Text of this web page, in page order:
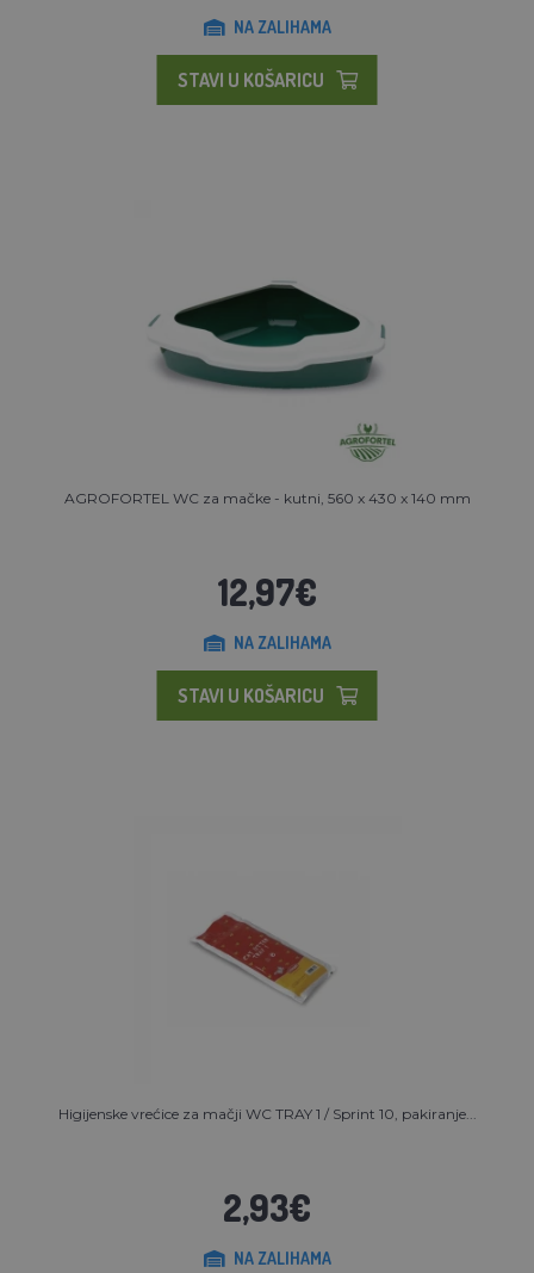
NA ZALIHAMA
STAVI U KOŠARICU
AGROFORTEL WC za mačke - kutni, 560 x 430 x 140 mm
12,97€
NA ZALIHAMA
STAVI U KOŠARICU
Higijenske vrećice za mačji WC TRAY 1 / Sprint 10, pakiranje...
2,93€
NA ZALIHAMA